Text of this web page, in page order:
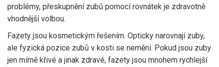
problémy, přeskupnění zubů pomocí rovnátek je zdravotně
vhodnější volbou.
Fazety jsou kosmetickým řešením. Opticky narovnají zuby,
ale fyzická pozice zubů v kosti se nemění. Pokud jsou zuby
jen mírně křivé a jinak zdravé, fazety jsou mnohem rychlejší